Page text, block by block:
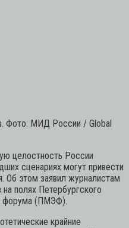
Фото: МИД России / Global
целостность России
сценариях могут привести
Об этом заявил журналистам
полях Петербургского
форума (ПМЭФ).
крайние